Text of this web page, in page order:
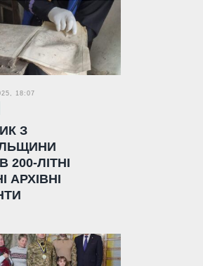
18:07
З
ЛІТНІ
АРХІВНІ